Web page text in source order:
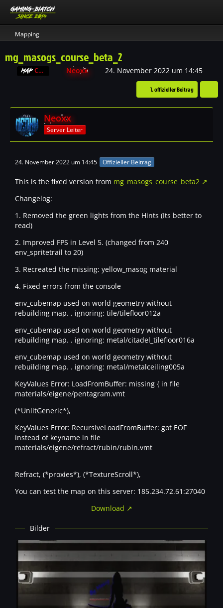
Mapping
mg_masogs_course_beta_2
CS:S Neoxx 24. November 2022 um 14:45
1. offizieller Beitrag
Neoxx
Server Leiter
24. November 2022 um 14:45 Offizieller Beitrag
This is the fixed version from mg_masogs_course_beta2
Changelog:
1. Removed the green lights from the Hints (Its better to
read)
2. Improved FPS in Level 5. (changed from 240
env_spritetrail to 20)
3. Recreated the missing: yellow_masog material
4. Fixed errors from the console
env_cubemap used on world geometry without
rebuilding map. . ignoring: tile/tilefloor012a
env_cubemap used on world geometry without
rebuilding map. . ignoring: metal/citadel_tilefloor016a
env_cubemap used on world geometry without
rebuilding map. . ignoring: metal/metalceiling005a
KeyValues Error: LoadFromBuffer: missing { in file
materials/eigene/pentagram.vmt
(*UnlitGeneric*),
KeyValues Error: RecursiveLoadFromBuffer: got EOF
instead of keyname in file
materials/eigene/refract/rubin/rubin.vmt
Refract, (*proxies*), (*TextureScroll*),
You can test the map on this server: 185.234.72.61:27040
Download
Bilder